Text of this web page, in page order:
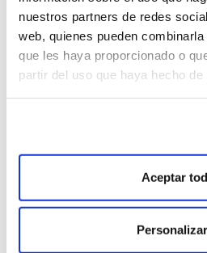
nuestros partners de redes
web, quienes pueden
que les haya proporcionado o
partir del uso que haya hecho
Aceptar
Personalizar
manera os está afectando
económica actual? ¿La
no sale tanto… quizá? ¿O no
diferencia con otros años/
RS.-Realmente ya hemos
una mala época (2010), con
estamos en crecimiento a
Salir y evadirse un poco del
amigos es algo bastante
nuestra forma de vida (ríe).
¿Podéis compartir
anécdota curiosa que haya
nos llaman la atención son